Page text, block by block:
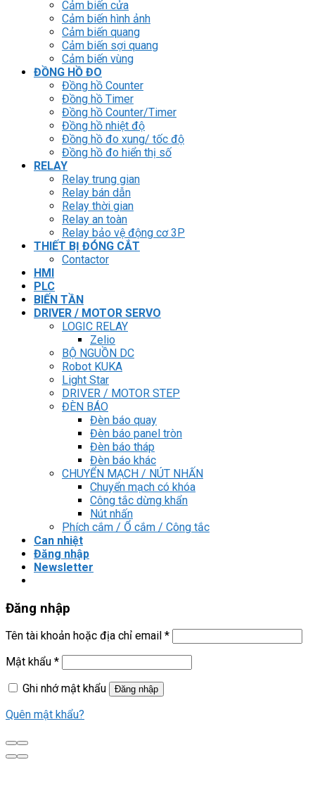
Cảm biến cửa
Cảm biến hình ảnh
Cảm biến quang
Cảm biến sợi quang
Cảm biến vùng
ĐỒNG HỒ ĐO
Đồng hồ Counter
Đồng hồ Timer
Đồng hồ Counter/Timer
Đồng hồ nhiệt độ
Đồng hồ đo xung/ tốc độ
Đồng hồ đo hiển thị số
RELAY
Relay trung gian
Relay bán dẫn
Relay thời gian
Relay an toàn
Relay bảo vệ động cơ 3P
THIẾT BỊ ĐÓNG CẮT
Contactor
HMI
PLC
BIẾN TẦN
DRIVER / MOTOR SERVO
LOGIC RELAY
Zelio
BỘ NGUỒN DC
Robot KUKA
Light Star
DRIVER / MOTOR STEP
ĐÈN BÁO
Đèn báo quay
Đèn báo panel tròn
Đèn báo tháp
Đèn báo khác
CHUYỂN MẠCH / NÚT NHẤN
Chuyển mạch có khóa
Công tắc dừng khẩn
Nút nhấn
Phích cắm / Ổ cắm / Công tắc
Can nhiệt
Đăng nhập
Newsletter
Đăng nhập
Tên tài khoản hoặc địa chỉ email *
Mật khẩu *
Ghi nhớ mật khẩu
Đăng nhập
Quên mật khẩu?